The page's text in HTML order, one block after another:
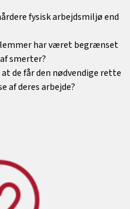
fysisk arbejdsmiljø end
har været begrænset
smerter?
de får den nødvendige rette
af deres arbejde?